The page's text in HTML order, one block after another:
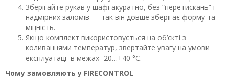
Зберігайте рукав у шафі акуратно, без “перетискань” і
надмірних заломів — так він довше зберігає форму та
міцність.
Якщо комплект використовується на об’єкті з
коливаннями температур, звертайте увагу на умови
експлуатації в межах -20…+40 °C.
Чому замовляють у FIRECONTROL